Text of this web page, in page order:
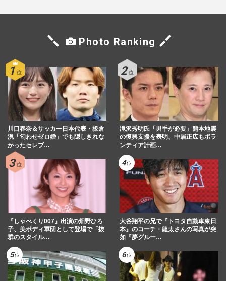
Photo Ranking
川口春奈＆サッカー日本代表・板倉
滉「匂わせゼロ婚」でも隠しきれな
かったセレブ…
滝沢秀明氏「男手が必要」熊本地震
の復興支援を表明、中居正広もボラ
ンティア計画…
『しゃべくり007』出演の畑野ひろ
子、美ボディ軍団として登場で「抜
群のスタイル…
大谷翔平の兄で『トヨタ自動車東日
本』のコーチ・龍太さんの写真が突
如『夢グルー…